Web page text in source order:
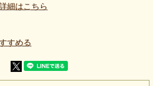
ボーダーニット グレイ×紺×黒《値下
費税
ポリエステル：35％
～やや薄い
に伸びる
細はこちら
すめる